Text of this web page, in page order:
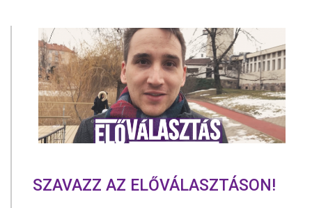
ÚJ
MINŐSÉGE
AZ
SZAVAZZ AZ ELŐVÁLASZTÁSON!